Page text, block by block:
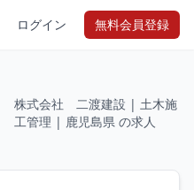
ログイン 無料会員登録
株式会社 二渡建設 | 土木施
工管理 | 鹿児島県 の求人